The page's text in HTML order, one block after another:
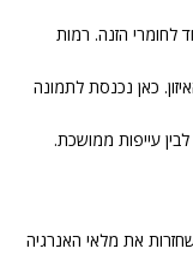
לחומרי הזנה. רמות
כאן נכנסת לתמונה
עייפות ממושכת.
את מלאי האנרגיה